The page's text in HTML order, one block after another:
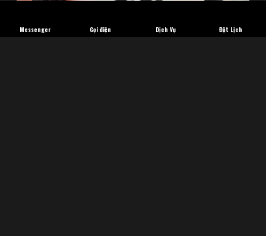
Đặt Lịch
Dịch Vụ
Gọi điện
Messenger